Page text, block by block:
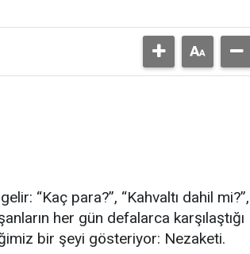
“Kaç para?”, “Kahvaltı dahil mi?”,
her gün defalarca karşılaştığı
bir şeyi gösteriyor: Nezaketi.